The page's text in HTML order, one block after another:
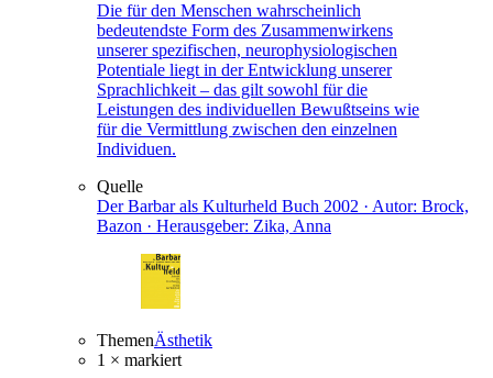
Die für den Menschen wahrscheinlich
bedeutendste Form des Zusammenwirkens
unserer spezifischen, neurophysiologischen
Potentiale liegt in der Entwicklung unserer
Sprachlichkeit – das gilt sowohl für die
Leistungen des individuellen Bewußtseins wie
für die Vermittlung zwischen den einzelnen
Individuen.
Quelle
Der Barbar als Kulturheld Buch 2002 · Autor: Brock,
Bazon · Herausgeber: Zika, Anna
ThemenÄsthetik
1 × markiert